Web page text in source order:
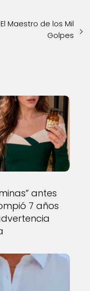
El Maestro de los Mil
Golpes
antes
7 años